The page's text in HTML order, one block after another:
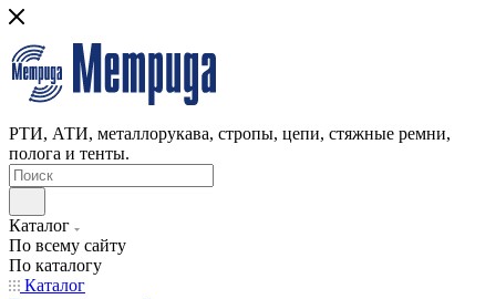
РТИ, АТИ, металлорукава, стропы, цепи, стяжные ремни,
полога и тенты.
Каталог
По всему сайту
По каталогу
Каталог